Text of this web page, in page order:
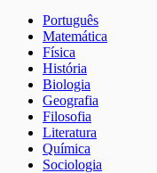
Português
Matemática
Física
História
Biologia
Geografia
Filosofia
Literatura
Química
Sociologia